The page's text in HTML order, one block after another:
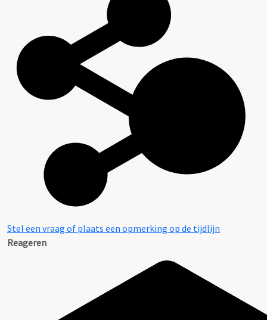
Stel een vraag of plaats een opmerking op de tijdlijn
Reageren